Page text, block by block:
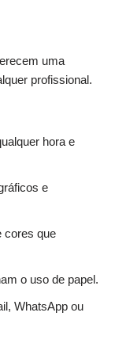
uma
profissional.
hora e
e
cores que
o uso de papel.
WhatsApp ou